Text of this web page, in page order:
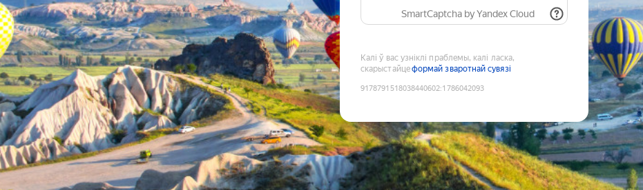
SmartCaptcha by Yandex Cloud
Калі ў вас узніклі праблемы, калі ласка,
скарыстайцеформай зваротнай сувязі
9178791518038440602:1786042093